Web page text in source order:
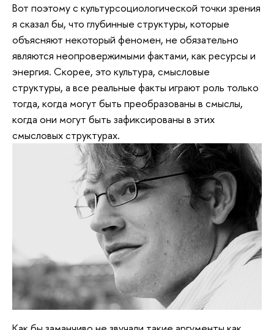
Вот поэтому с культурсоциологической точки зрения
я сказал бы, что глубинные структуры, которые
объясняют некоторый феномен, не обязательно
являются неопровержимыми фактами, как ресурсы и
энергия. Скорее, это культура, смысловые
структуры, а все реальные факты играют роль только
тогда, когда могут быть преобразованы в смыслы,
когда они могут быть зафиксированы в этих
смысловых структурах.